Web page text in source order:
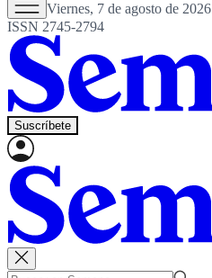
Viernes, 7 de agosto de 2026
ISSN 2745-2794
Suscríbete